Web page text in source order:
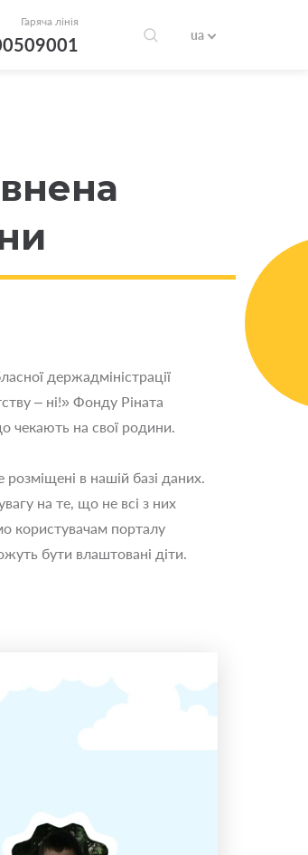
Гаряча лінія
ua
держадміністрації
– ні!» Фонду Ріната
чекають на свої родини.
розміщені в нашій базі даних.
на те, що не всі з них
користувачам порталу
бути влаштовані діти.